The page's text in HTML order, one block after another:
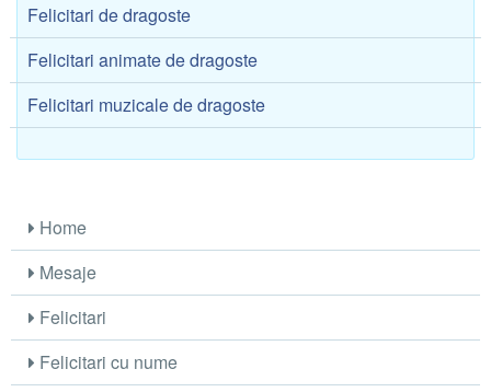
Felicitari de dragoste
Felicitari animate de dragoste
Felicitari muzicale de dragoste
Home
Mesaje
Felicitari
Felicitari cu nume